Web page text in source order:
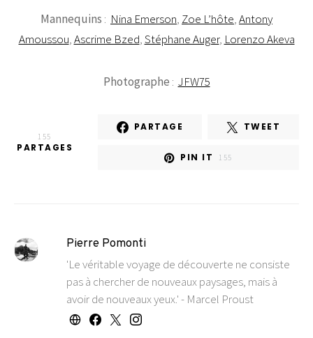
Mannequins : Nina Emerson, Zoe L’hôte,Antony
Amoussou,Ascrime Bzed,Stéphane Auger, Lorenzo Akeva
Photographe : JFW75
155
PARTAGES
PARTAGE TWEET
PIN IT 155
Pierre Pomonti
'Le véritable voyage de découverte ne consiste
pas à chercher de nouveaux paysages, mais à
avoir de nouveaux yeux.' - Marcel Proust